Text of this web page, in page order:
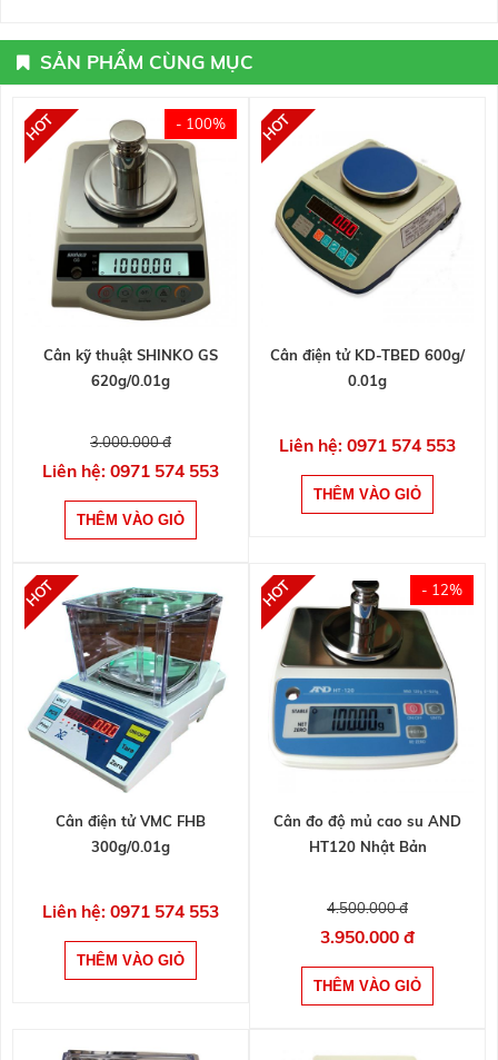
SẢN PHẨM CÙNG MỤC
- 100%
Cân kỹ thuật SHINKO GS
620g/0.01g
3.000.000 đ
Liên hệ: 0971 574 553
Cân điện tử KD-TBED 600g/
0.01g
Liên hệ: 0971 574 553
Cân điện tử VMC FHB
300g/0.01g
Liên hệ: 0971 574 553
- 12%
Cân đo độ mủ cao su AND
HT120 Nhật Bản
4.500.000 đ
3.950.000 đ